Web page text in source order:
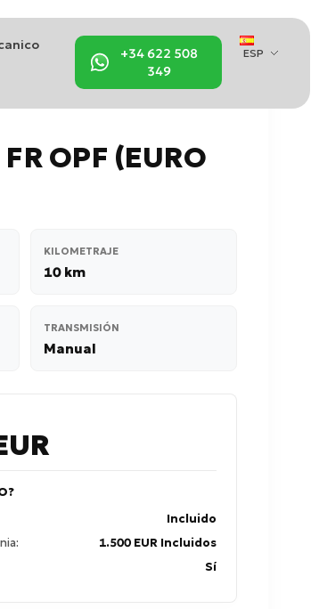
+34 622 508
349
ESP
OPF (EURO
KILOMETRAJE
10 km
TRANSMISIÓN
Manual
Incluido
1.500 EUR Incluidos
Sí